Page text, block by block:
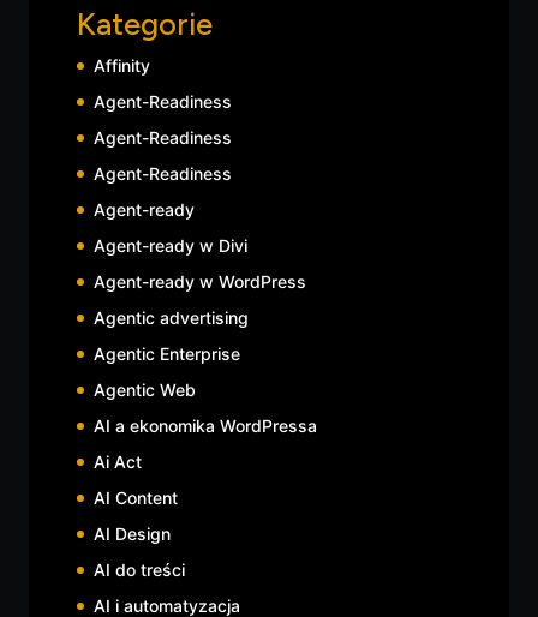
Kategorie
Affinity
Agent-Readiness
Agent-Readiness
Agent-Readiness
Agent-ready
Agent-ready w Divi
Agent-ready w WordPress
Agentic advertising
Agentic Enterprise
Agentic Web
AI a ekonomika WordPressa
Ai Act
AI Content
AI Design
AI do treści
AI i automatyzacja